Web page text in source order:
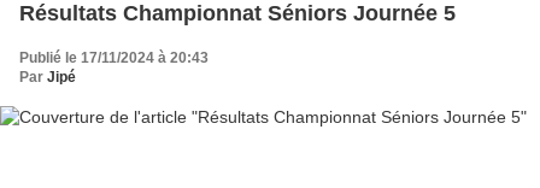
Résultats Championnat Séniors Journée 5
Publié le 17/11/2024 à 20:43
Par Jipé